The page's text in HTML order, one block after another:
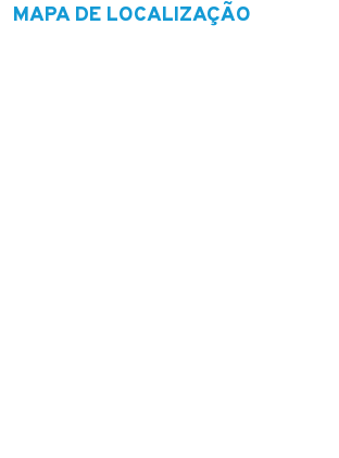
MAPA DE LOCALIZAÇÃO